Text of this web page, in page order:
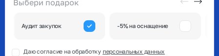
Выбери подарок
Аудит закупок -5% на оснащение
Даю согласие на обработку персональных данных